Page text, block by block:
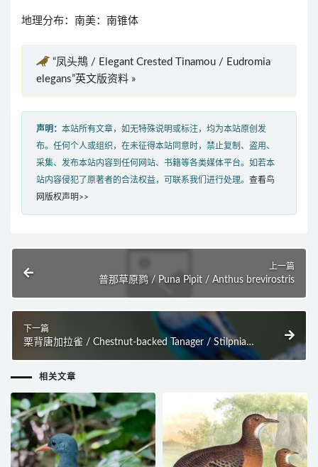
地理分布：南美：南锥体
“凤头䳍 / Elegant Crested Tinamou / Eudromia
elegans”英文版资料 »
声明： 本站所有文章，如无特殊说明或标注，均为本站原创发
布。任何个人或组织，在未征得本站同意时，禁止复制、盗用、
采集、发布本站内容到任何网站、书籍等各类媒体平台。如若本
站内容侵犯了原著者的合法权益，可联系我们进行处理。 查看鸟
网版权声明>>
上一篇
普那草原鹨 / Puna Pipit / Anthus brevirostris
下一篇
栗背唐加拉雀 / Chestnut-backed Tanager / Stilpnia
相关文章